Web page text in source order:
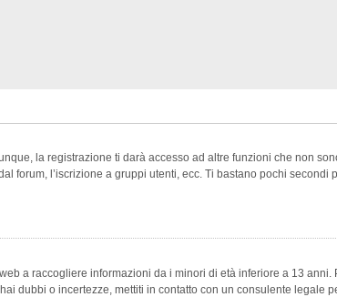
la registrazione ti darà accesso ad altre funzioni che non
l’iscrizione a gruppi utenti, ecc. Ti bastano pochi secondi
a raccogliere informazioni da i minori di età inferiore a 13
dubbi o incertezze, mettiti in contatto con un consulente legale